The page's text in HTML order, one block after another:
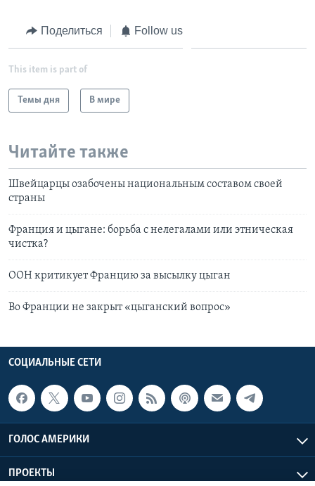
Поделиться Follow us
This item is part of
Темы дня В мире
Читайте также
Швейцарцы озабочены национальным составом своей
страны
Франция и цыгане: борьба с нелегалами или этническая
чистка?
ООН критикует Францию за высылку цыган
Во Франции не закрыт «цыганский вопрос»
СОЦИАЛЬНЫЕ СЕТИ
ГОЛОС АМЕРИКИ
ПРОЕКТЫ